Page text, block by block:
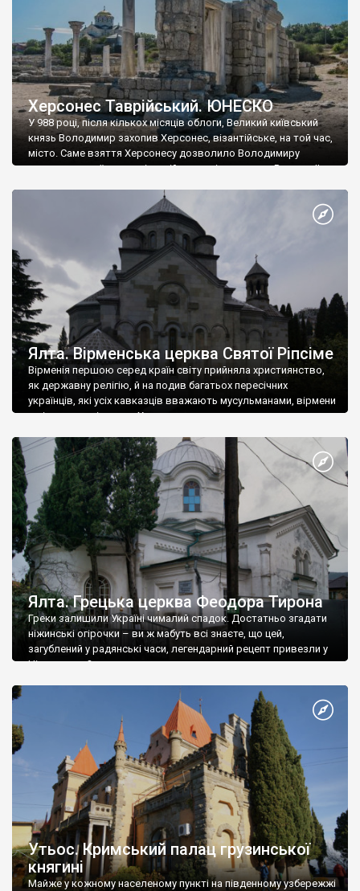
Херсонес Таврійський. ЮНЕСКО
У 988 році, після кількох місяців облоги, Великий київський
князь Володимир захопив Херсонес, візантійське, на той час,
місто. Саме взяття Херсонесу дозволило Володимиру
диктувати свої умови візантійському імператору Василю ІІ, та
Херсонесі Володимир-язичник, став Василем-християнином.
А потім було Хрещення Русі. На честь Херсонесу Таврійського
Ялта. Вірменська церква Святої Ріпсіме
Вірменія першою серед країн світу прийняла християнство,
як державну релігію, й на подив багатьох пересічних
українців, які усіх кавказців вважають мусульманами, вірмени
є відданими вірянами Христа
Ялта. Грецька церква Феодора Тирона
Греки залишили Україні чималий спадок. Достатньо згадати
ніжинські огірочки – ви ж мабуть всі знаєте, що цей,
загублений у радянські часи, легендарний рецепт привезли у
Ніжин греки?
Утьос. Кримський палац грузинської
княгині
Майже у кожному населеному пункті на південному узбережжі